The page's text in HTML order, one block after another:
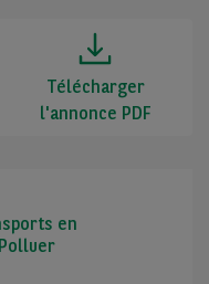
Télécharger
l'annonce PDF
en